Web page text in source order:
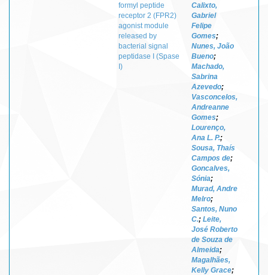
formyl peptide
receptor 2 (FPR2)
agonist module
released by
bacterial signal
peptidase I (Spase
I)
Calixto,
Gabriel
Felipe
Gomes;
Nunes, João
Bueno;
Machado,
Sabrina
Azevedo;
Vasconcelos,
Andreanne
Gomes;
Lourenço,
Ana L. P.;
Sousa, Thaís
Campos de;
Goncalves,
Sónia;
Murad, Andre
Melro;
Santos, Nuno
C.; Leite,
José Roberto
de Souza de
Almeida;
Magalhães,
Kelly Grace;